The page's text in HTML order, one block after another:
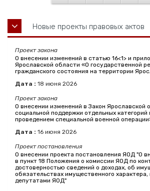
Новые проекты правовых актов
Проект закона
О внесении изменений в статью 16<1> и
Ярославской области «О государственной
гражданского состояния на территории
Дата : 18 июня 2026
Проект закона
О внесении изменений в Закон Ярославской
социальной поддержки отдельных категорий
проведением специальной военной
Дата : 16 июня 2026
Проект постановления
О внесении проекта постановления ЯОД "О
в пункт 18 Положения о комиссии ЯОД по
достоверностью сведений о доходах, об
обязательствах имущественного
депутатами ЯОД"